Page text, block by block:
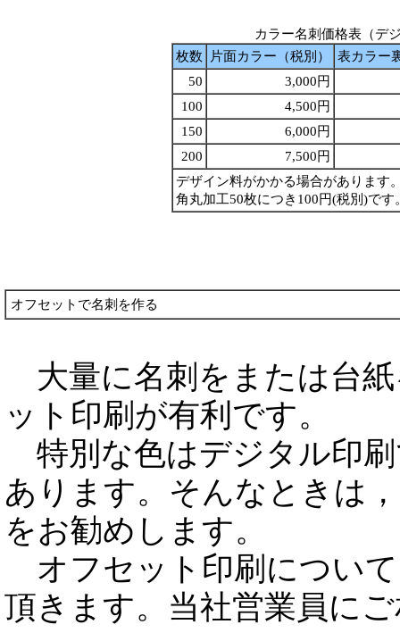
カラー名刺価格表（デ
枚数
片面カラー（税別）
表カラー
50
3,000円
100
4,500円
150
6,000円
200
7,500円
デザイン料がかかる場合があります
角丸加工50枚につき100円(税別)です
オフセットで名刺を作る
大量に名刺をまたは台
ット印刷が有利です。
特別な色はデジタル印
あります。そんなときは
をお勧めします。
オフセット印刷につい
頂きます。当社営業員に